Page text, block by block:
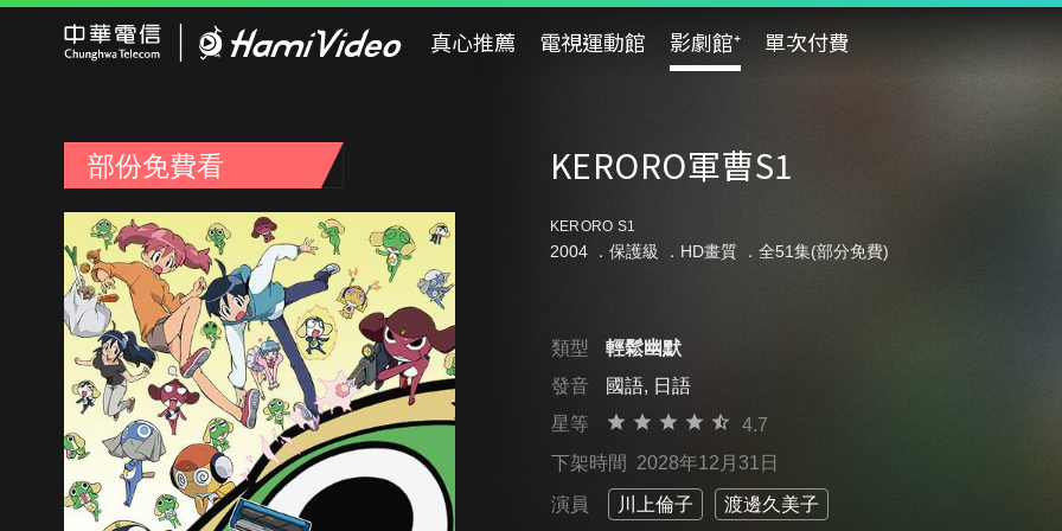
真心推薦 電視運動館 影劇館⁺ 單次付費
部份免費看 KERORO軍曹S1
KERORO S1
2004 ． 保護級 ．HD畫質 ．全51集(部分免費)
類型
輕鬆幽默
發音
國語, 日語
星等
4.7
下架時間 2028年12月31日
演員 川上倫子 渡邊久美子